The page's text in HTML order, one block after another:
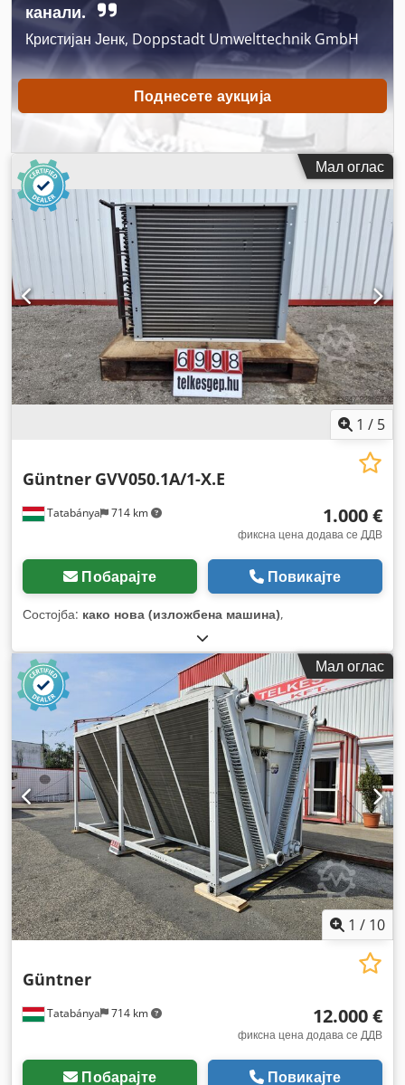
канали.
Кристијан Јенк, Doppstadt Umwelttechnik GmbH
Поднесете аукција
Мал оглас
1 / 5
Tatabánya 714 km
Güntner GVV050.1A/1-X.E
1.000 €
фиксна цена додава се ДДВ
Побарајте Повикајте
Состојба: како нова (изложбена машина),
Мал оглас
1 / 10
Tatabánya 714 km
Güntner
12.000 €
фиксна цена додава се ДДВ
Побарајте Повикајте